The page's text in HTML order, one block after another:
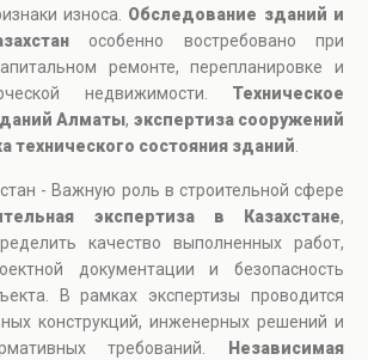
износа. Обследование зданий и
особенно востребовано при
ремонте, перепланировке и
недвижимости. Техническое
Алматы, экспертиза сооружений
технического состояния зданий
- Важную роль в строительной сфере
экспертиза в Казахстане,
качество выполненных работ,
документации и безопасность
В рамках экспертизы проводится
конструкций, инженерных решений и
требований.
Независимая